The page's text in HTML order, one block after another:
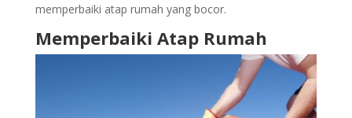
memperbaiki atap rumah yang bocor.
Memperbaiki Atap Rumah